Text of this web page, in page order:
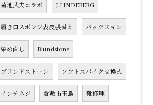
菊池武夫コラボ J.LINDEBERG
履き口スポンジ表皮張替え バックスキン
染め直し Blundstone
ブランドストーン ソフトスパイク交換式
インチネジ 倉敷市玉島 靴修理